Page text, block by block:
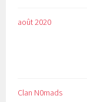
août 2020
Clan N0mads